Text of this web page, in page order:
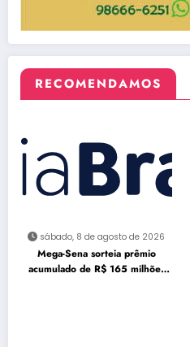
RECOMENDAMOS
sábado, 8 de agosto de 2026
Mega-Sena sorteia prêmio
acumulado de R$ 165 milhões